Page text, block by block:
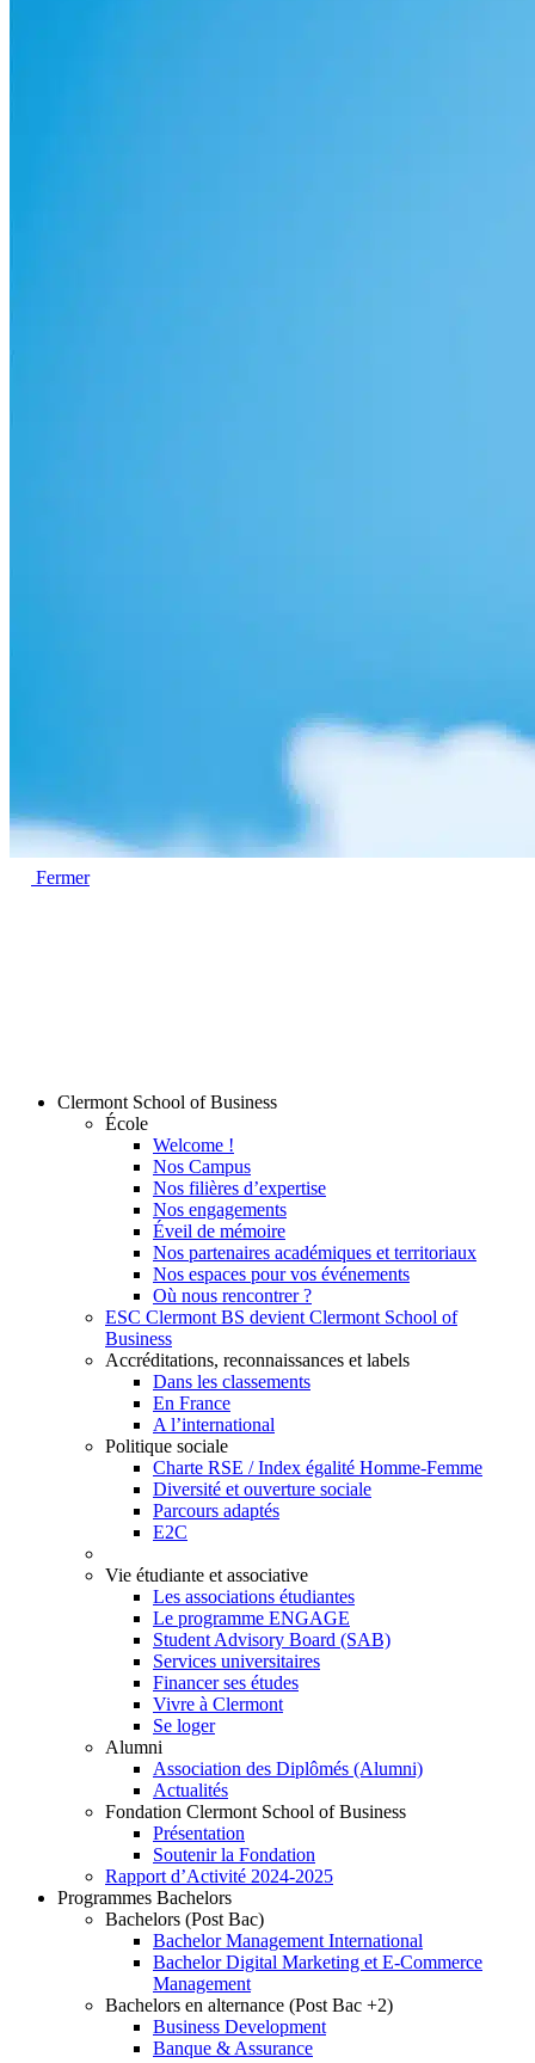
Fermer
Clermont School of Business
École
Welcome !
Nos Campus
Nos filières d’expertise
Nos engagements
Éveil de mémoire
Nos partenaires académiques et territoriaux
Nos espaces pour vos événements
Où nous rencontrer ?
ESC Clermont BS devient Clermont School of
Business
Accréditations, reconnaissances et labels
Dans les classements
En France
A l’international
Politique sociale
Charte RSE / Index égalité Homme-Femme
Diversité et ouverture sociale
Parcours adaptés
E2C
Vie étudiante et associative
Les associations étudiantes
Le programme ENGAGE
Student Advisory Board (SAB)
Services universitaires
Financer ses études
Vivre à Clermont
Se loger
Alumni
Association des Diplômés (Alumni)
Actualités
Fondation Clermont School of Business
Présentation
Soutenir la Fondation
Rapport d’Activité 2024-2025
Programmes Bachelors
Bachelors (Post Bac)
Bachelor Management International
Bachelor Digital Marketing et E-Commerce
Management
Bachelors en alternance (Post Bac +2)
Business Development
Banque & Assurance